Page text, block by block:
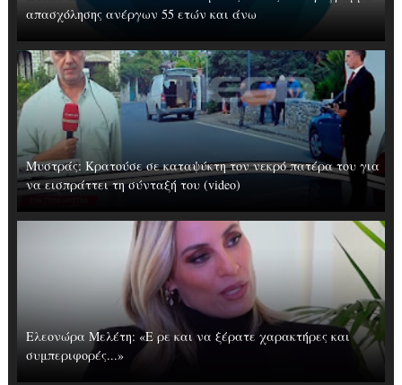
απασχόλησης ανέργων 55 ετών και άνω
Μυστράς: Κρατούσε σε καταψύκτη τον νεκρό πατέρα του για
να εισπράττει τη σύνταξή του (video)
Ελεονώρα Μελέτη: «Ε ρε και να ξέρατε χαρακτήρες και
συμπεριφορές...»